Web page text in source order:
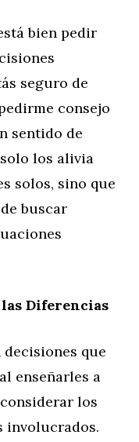
bien pedir
seguro de
consejo
sentido de
los alivia
solos, sino que
buscar
Diferencias
que
enseñarles a
los
involucrados.